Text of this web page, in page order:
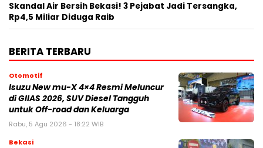
Skandal Air Bersih Bekasi! 3 Pejabat Jadi Tersangka,
Rp4,5 Miliar Diduga Raib
BERITA TERBARU
Otomotif
Isuzu New mu-X 4×4 Resmi Meluncur
di GIIAS 2026, SUV Diesel Tangguh
untuk Off-road dan Keluarga
Rabu, 5 Agu 2026 - 18:22 WIB
Bekasi